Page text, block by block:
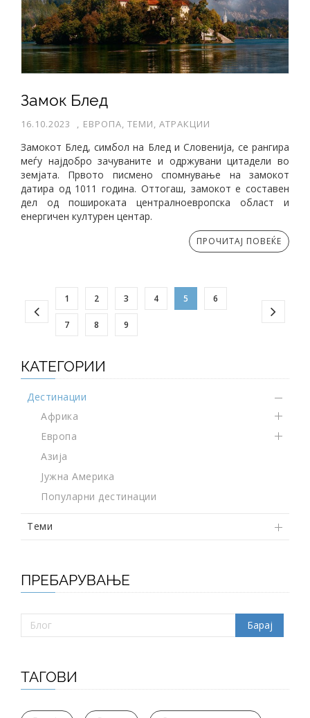
Замок Блед
16.10.2023 , ЕВРОПА, ТЕМИ, АТРАКЦИИ
Замокот Блед, симбол на Блед и Словенија, се рангира
меѓу најдобро зачуваните и одржувани цитадели во
земјата. Првото писмено спомнување на замокот
датира од 1011 година. Оттогаш, замокот е составен
дел од пошироката централноевропска област и
енергичен културен центар.
ПРОЧИТАЈ ПОВЕЌЕ
1 2 3 4 5 6
7 8 9
КАТЕГОРИИ
Дестинации
Африка
Европа
Азија
Јужна Америка
Популарни дестинации
Теми
ПРЕБАРУВАЊЕ
ТАГОВИ